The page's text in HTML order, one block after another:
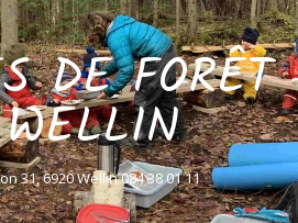
DE FORÊT
31, 6920 Wellin 084 38 01 11